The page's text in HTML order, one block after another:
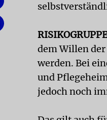
dem Willen
werden. Bei
und
jedoch noch